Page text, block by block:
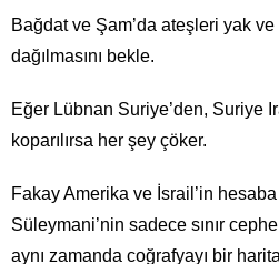
Bağdat ve Şam’da ateşleri yak
dağılmasını bekle.
Eğer Lübnan Suriye’den, Suriye
koparılırsa her şey çöker.
Fakay Amerika ve İsrail’in hesaba
Süleymani’nin sadece sınır
aynı zamanda coğrafyayı bir